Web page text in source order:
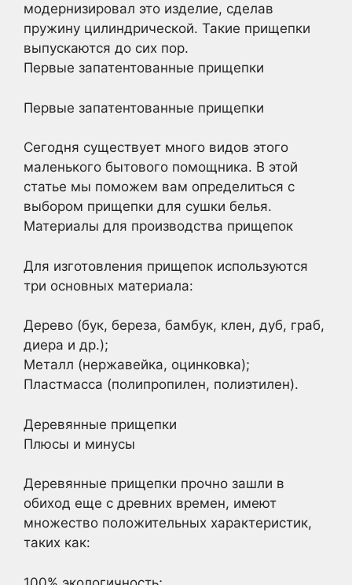
модернизировал это изделие, сделав
пружину цилиндрической. Такие прищепки
выпускаются до сих пор.
Первые запатентованные прищепки
Первые запатентованные прищепки
Сегодня существует много видов этого
маленького бытового помощника. В этой
статье мы поможем вам определиться с
выбором прищепки для сушки белья.
Материалы для производства прищепок
Для изготовления прищепок используются
три основных материала:
Дерево (бук, береза, бамбук, клен, дуб, граб,
диера и др.);
Металл (нержавейка, оцинковка);
Пластмасса (полипропилен, полиэтилен).
Деревянные прищепки
Плюсы и минусы
Деревянные прищепки прочно зашли в
обиход еще с древних времен, имеют
множество положительных характеристик,
таких как: